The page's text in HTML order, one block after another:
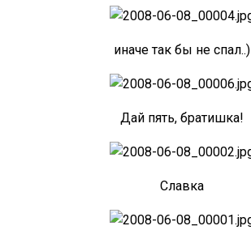
иначе так бы не спал..)
Дай пять, братишка!
Славка